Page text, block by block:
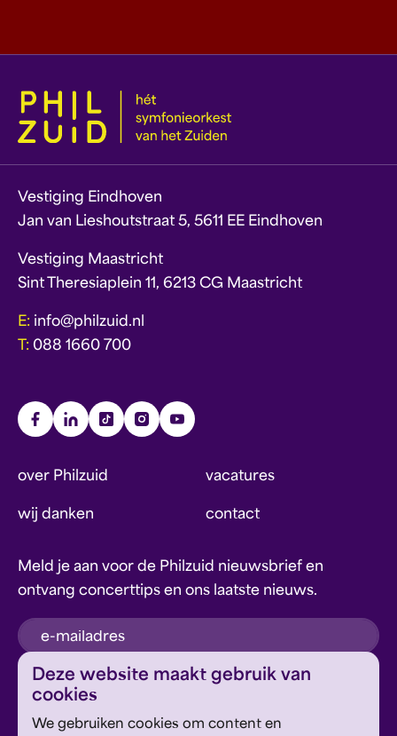
Deze website maakt gebruik van
cookies
We gebruiken cookies om content en
Vestiging Eindhoven
Jan van Lieshoutstraat 5, 5611 EE Eindhoven
Vestiging Maastricht
Sint Theresiaplein 11, 6213 CG Maastricht
E: info@philzuid.nl
T: 088 1660 700
over Philzuid vacatures
wij danken contact
Meld je aan voor de Philzuid nieuwsbrief en
ontvang concerttips en ons laatste nieuws.
inschrijven
Google's Privacyverklaring en Servicevoorwaarden